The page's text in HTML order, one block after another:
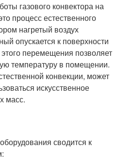
газового конвектора на
процесс естественного
нагретый воздух
опускается к поверхности
перемещения позволяет
температуру в помещении.
конвекции, может
искусственное
масс.
сводится к